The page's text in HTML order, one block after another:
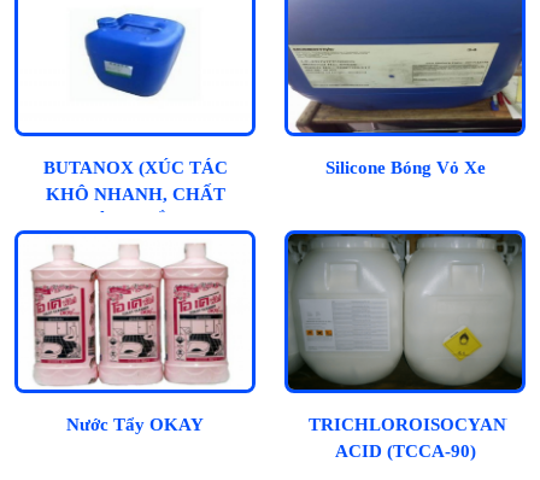
BUTANOX (XÚC TÁC
KHÔ NHANH, CHẤT
Silicone Bóng Vỏ Xe
Nước Tẩy OKAY
ACID (TCCA-90)